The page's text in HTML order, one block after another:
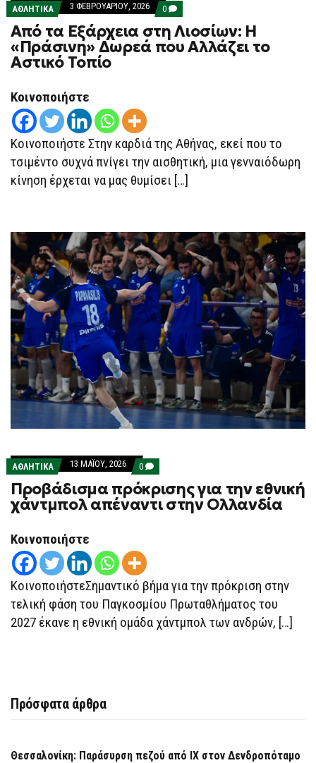
ΑΘΛΗΤΙΚΑ 3 ΦΕΒΡΟΥΑΡΊΟΥ, 2026 0 COMMENTS
ON
ΑΠΌ
ΤΑ
ΕΞΆΡΧΕΙΑ
ΑΣΤΙΚΌ
ΤΟΠΊΟ
Από τα Εξάρχεια στη Λιοσίων: Η
«Πράσινη» Δωρεά που Αλλάζει το
Αστικό Τοπίο
Κοινοποιήστε
Κοινοποιήστε Στην καρδιά της Αθήνας, εκεί που το
τσιμέντο συχνά πνίγει την αισθητική, μια γενναιόδωρη
κίνηση έρχεται να μας θυμίσει […]
ΑΘΛΗΤΙΚΑ 13 ΜΑΪ́ΟΥ, 2026 0 COMMENTS
ON
ΠΡΟΒΆΔΙΣΜΑ
ΠΡΌΚΡΙΣΗΣ
ΓΙΑ
ΣΤΗΝ
ΟΛΛΑΝΔΊΑ
Προβάδισμα πρόκρισης για την εθνική
χάντμπολ απέναντι στην Ολλανδία
Κοινοποιήστε
ΚοινοποιήστεΣημαντικό βήμα για την πρόκριση στην
τελική φάση του Παγκοσμίου Πρωταθλήματος του
2027 έκανε η εθνική ομάδα χάντμπολ των ανδρών, […]
Πρόσφατα άρθρα
Θεσσαλονίκη: Παράσυρση πεζού από ΙΧ στον Δενδροπόταμο